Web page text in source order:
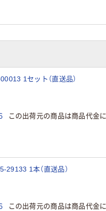
1セット（直送品）
この出荷元の商品は商品代金
1本（直送品）
この出荷元の商品は商品代金